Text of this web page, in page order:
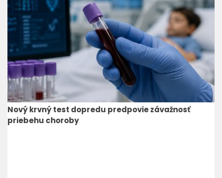
Nový krvný test dopredu predpovie závažnosť
priebehu choroby